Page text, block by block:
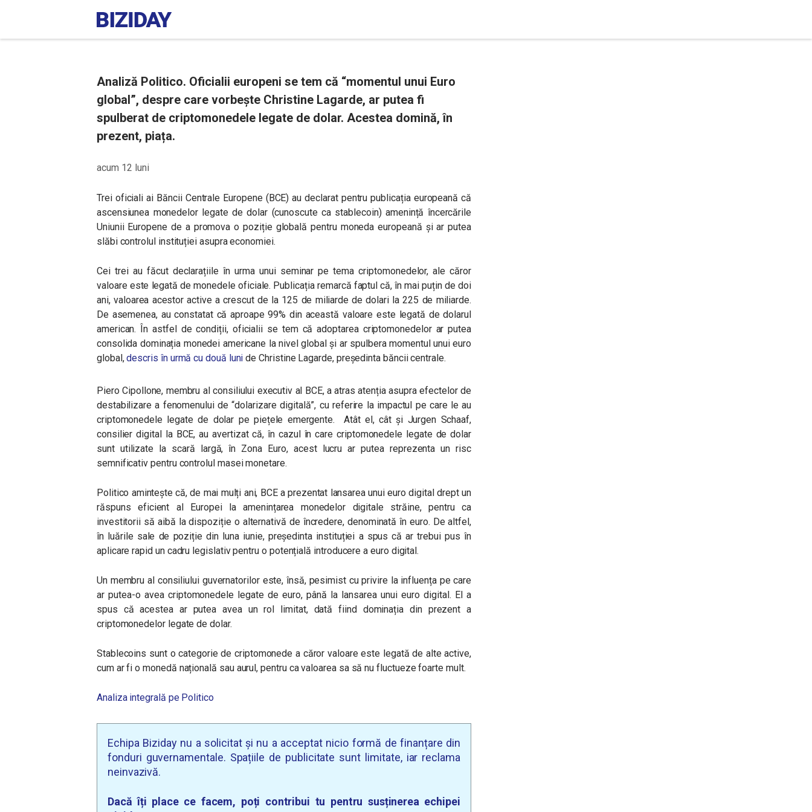
Analiză Politico. Oficialii europeni se tem că “momentul unui Euro
global”, despre care vorbește Christine Lagarde, ar putea fi
spulberat de criptomonedele legate de dolar. Acestea domină, în
prezent, piața.
acum 12 luni
Trei oficiali ai Băncii Centrale Europene (BCE) au declarat pentru publicația europeană că
ascensiunea monedelor legate de dolar (cunoscute ca stablecoin) amenință încercările
Uniunii Europene de a promova o poziție globală pentru moneda europeană și ar putea
slăbi controlul instituției asupra economiei.
Cei trei au făcut declarațiile în urma unui seminar pe tema criptomonedelor, ale căror
valoare este legată de monedele oficiale. Publicația remarcă faptul că, în mai puțin de doi
ani, valoarea acestor active a crescut de la 125 de miliarde de dolari la 225 de miliarde.
De asemenea, au constatat că aproape 99% din această valoare este legată de dolarul
american. În astfel de condiții, oficialii se tem că adoptarea criptomonedelor ar putea
consolida dominația monedei americane la nivel global și ar spulbera momentul unui euro
global,descris în urmă cu două luni de Christine Lagarde, președinta băncii centrale.
Piero Cipollone, membru al consiliului executiv al BCE, a atras atenția asupra efectelor de
destabilizare a fenomenului de “dolarizare digitală”, cu referire la impactul pe care le au
criptomonedele legate de dolar pe piețele emergente. Atât el, cât și Jurgen Schaaf,
consilier digital la BCE, au avertizat că, în cazul în care criptomonedele legate de dolar
sunt utilizate la scară largă, în Zona Euro, acest lucru ar putea reprezenta un risc
semnificativ pentru controlul masei monetare.
Politico amintește că, de mai mulți ani, BCE a prezentat lansarea unui euro digital drept un
răspuns eficient al Europei la amenințarea monedelor digitale străine, pentru ca
investitorii să aibă la dispoziție o alternativă de încredere, denominată în euro. De altfel,
în luările sale de poziție din luna iunie, președinta instituției a spus că ar trebui pus în
aplicare rapid un cadru legislativ pentru o potențială introducere a euro digital.
Un membru al consiliului guvernatorilor este, însă, pesimist cu privire la influența pe care
ar putea-o avea criptomonedele legate de euro, până la lansarea unui euro digital. El a
spus că acestea ar putea avea un rol limitat, dată fiind dominația din prezent a
criptomonedelor legate de dolar.
Stablecoins sunt o categorie de criptomonede a căror valoare este legată de alte active,
cum ar fi o monedă națională sau aurul, pentru ca valoarea sa să nu fluctueze foarte mult.
Analiza integrală pe Politico
Echipa Biziday nu a solicitat și nu a acceptat nicio formă de finanțare din
fonduri guvernamentale. Spațiile de publicitate sunt limitate, iar reclama
neinvazivă.
Dacă îți place ce facem, poți contribui tu pentru susținerea echipei